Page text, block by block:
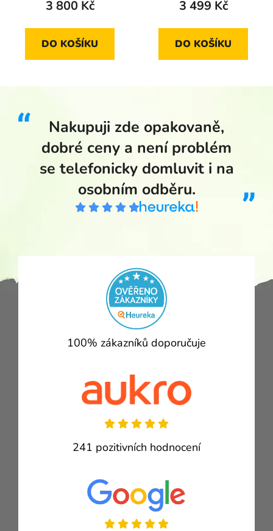
3 800 Kč
DO KOŠÍKU
3 499 Kč
DO KOŠÍKU
Nakupuji zde opakovaně,
dobré ceny a není problém
se telefonicky domluvit i na
osobním odběru.
100% zákazníků doporučuje
241 pozitivních hodnocení